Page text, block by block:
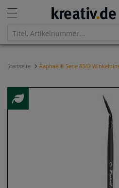
Startseite Raphaël® Serie 8342